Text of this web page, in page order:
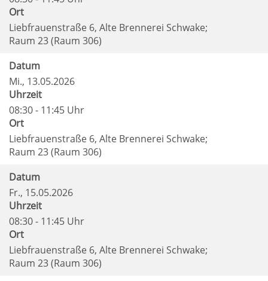
Ort
Liebfrauenstraße 6, Alte Brennerei Schwake;
Raum 23 (Raum 306)
Datum
Mi., 13.05.2026
Uhrzeit
08:30 - 11:45 Uhr
Ort
Liebfrauenstraße 6, Alte Brennerei Schwake;
Raum 23 (Raum 306)
Datum
Fr., 15.05.2026
Uhrzeit
08:30 - 11:45 Uhr
Ort
Liebfrauenstraße 6, Alte Brennerei Schwake;
Raum 23 (Raum 306)